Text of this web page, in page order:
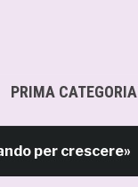
PRIMA CATEGORIA
crescere»